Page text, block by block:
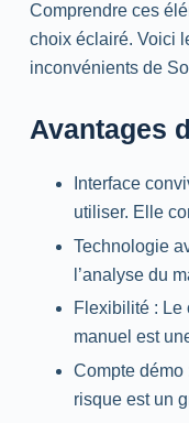
Comprendre ces
choix éclairé. Voici
inconvénients de
Avantages
Interface
utiliser. Elle
Technologie
l’analyse du
Flexibilité : Le
manuel est
Compte démo
risque est un